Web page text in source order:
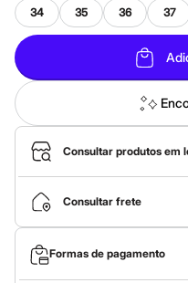
Alfaiataria
Novidades
Roupas
Blusas e Camisetas
Básicos
Calças
Casacos e Jaquetas
Jeans
Macacões
Saias
Shorts e Bermudas
Vestidos
Acessórios
Bolsas
Bonés e Chapéus
Bijoux
Cintos
34 35 36 37
Consultar produtos em
Consultar frete
Formas de pagamento